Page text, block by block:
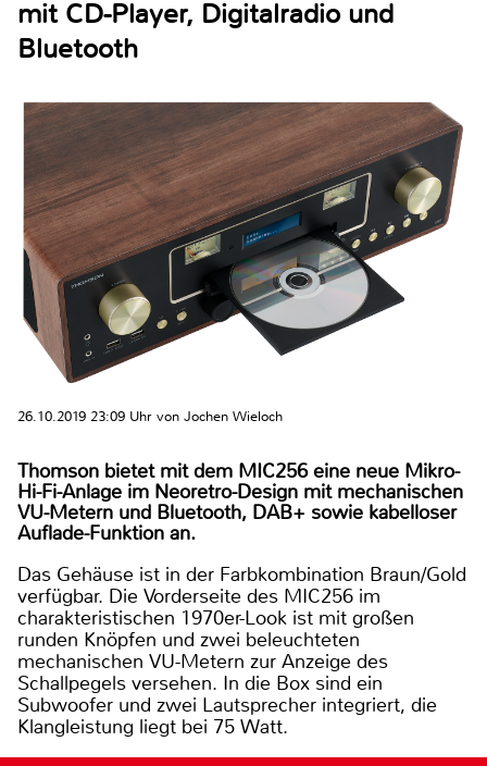
mit CD-Player, Digitalradio und
Bluetooth
26.10.2019 23:09 Uhr von Jochen Wieloch
Thomson bietet mit dem MIC256 eine neue Mikro-
Hi-Fi-Anlage im Neoretro-Design mit mechanischen
VU-Metern und Bluetooth, DAB+ sowie kabelloser
Auflade-Funktion an.
Das Gehäuse ist in der Farbkombination Braun/Gold
verfügbar. Die Vorderseite des MIC256 im
charakteristischen 1970er-Look ist mit großen
runden Knöpfen und zwei beleuchteten
mechanischen VU-Metern zur Anzeige des
Schallpegels versehen. In die Box sind ein
Subwoofer und zwei Lautsprecher integriert, die
Klangleistung liegt bei 75 Watt.